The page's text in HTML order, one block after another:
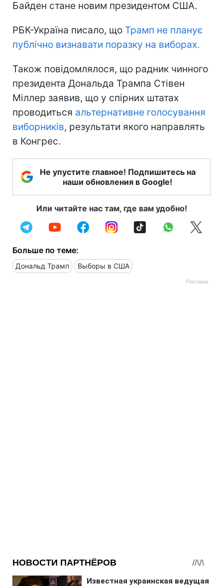
Байден стане новим президентом США.
РБК-Україна писало, що Трамп не планує
публічно визнавати поразку на виборах.
Також повідомлялося, що радник чинного
президента Дональда Трампа Стівен
Міллер заявив, що у спірних штатах
проводиться альтернативне голосування
виборників, результати якого направлять
в Конгрес.
Не упустите главное! Подпишитесь на
наши обновления в Google!
Или читайте нас там, где вам удобно!
Больше по теме:
Дональд Трамп Выборы в США